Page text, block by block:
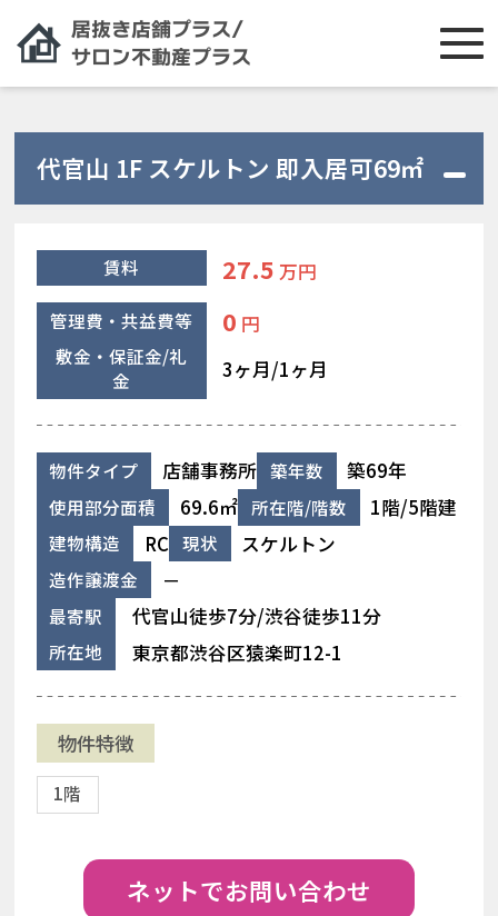
代官山 1F スケルトン 即入居可69㎡
賃料 27.5 万円
管理費・共益費等 0 円
敷金・保証金/礼
金
3ヶ月/1ヶ月
物件タイプ 店舗事務所 築年数 築69年
使用部分面積 69.6㎡ 所在階/階数 1階/5階建
建物構造 RC 現状 スケルトン
造作譲渡金 －
最寄駅 代官山徒歩7分/渋谷徒歩11分
所在地 東京都渋谷区猿楽町12-1
物件特徴
1階
ネットでお問い合わせ